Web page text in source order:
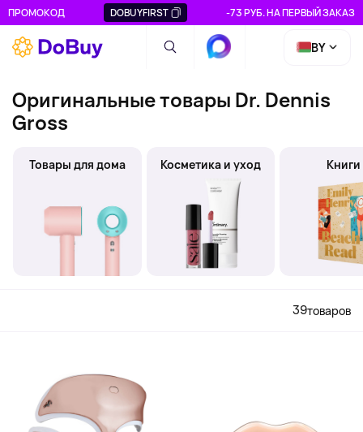
ПРОМОКОД DOBUYFIRST -73 РУБ. НА ПЕРВЫЙ ЗАКАЗ
BY
Оригинальные товары Dr. Dennis
Gross
Товары для дома Косметика и уход Книги
39товаров